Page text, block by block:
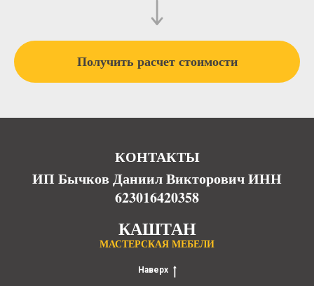
Получить расчет стоимости
КОНТАКТЫ
ИП Бычков Даниил Викторович ИНН
623016420358
КАШТАН
МАСТЕРСКАЯ МЕБЕЛИ
Наверх